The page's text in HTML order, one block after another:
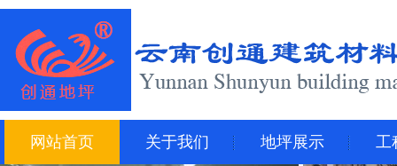
网站首页 关于我们 地坪展示 工